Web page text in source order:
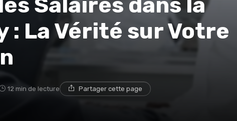
: La Vérité sur Votre
12 min de lecture Partager cette page